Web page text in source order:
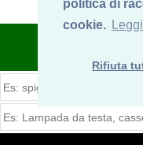
politica di
cookie.
Rifiuta